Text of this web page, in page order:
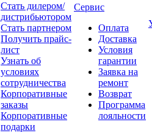
Стать дилером/
дистрибьютором
Стать партнером
Получить прайс-
лист
Узнать об
условиях
сотрудничества
Корпоративные
заказы
Корпоративные
подарки
Сервис
Оплата
Доставка
Условия
гарантии
Заявка на
ремонт
Возврат
Программа
лояльности